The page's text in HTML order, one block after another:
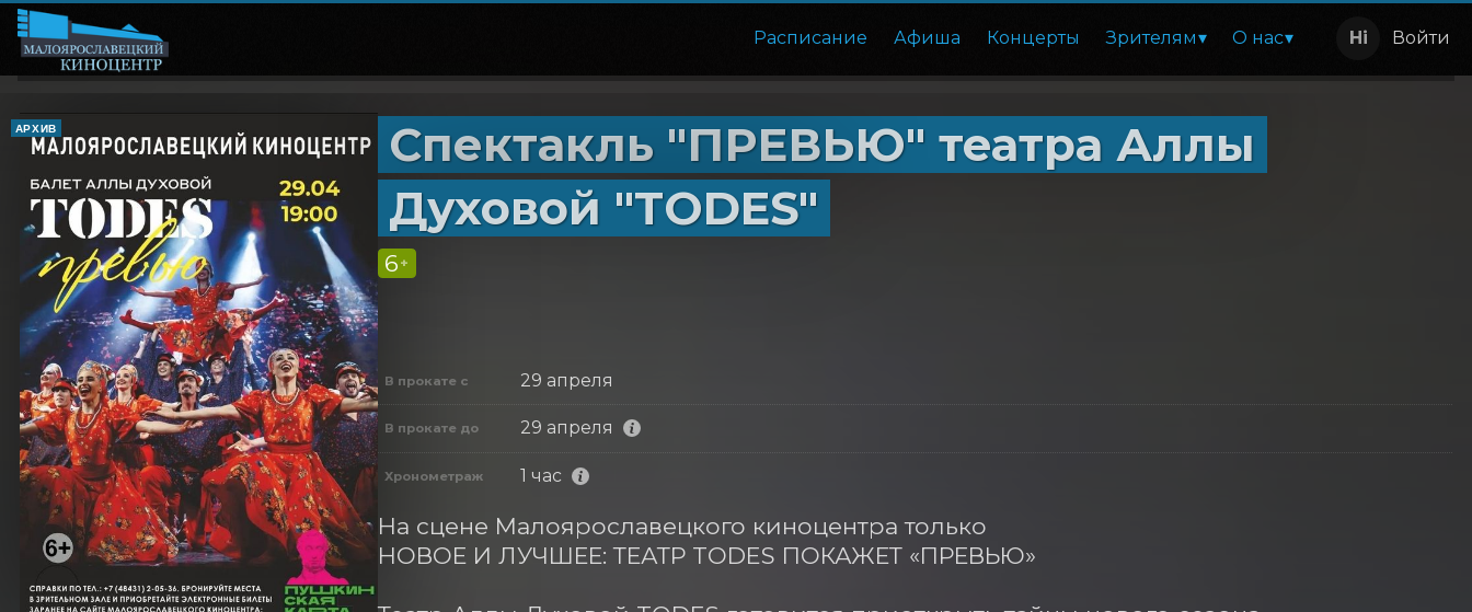
Расписание Афиша Концерты Зрителям О нас Войти
АРХИВ
Спектакль "ПРЕВЬЮ" театра Аллы
Духовой "TODES"
6 +
В прокате с 29 апреля
В прокате до 29 апреля
Хронометраж 1 час
На сцене Малоярославецкого киноцентра только
НОВОЕ И ЛУЧШЕЕ: ТЕАТР TODES ПОКАЖЕТ «ПРЕВЬЮ»